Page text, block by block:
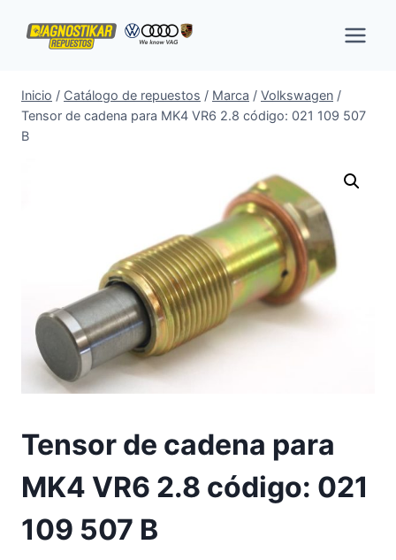
Inicio / Catálogo de repuestos / Marca / Volkswagen /
Tensor de cadena para MK4 VR6 2.8 código: 021 109 507
B
Tensor de cadena para
MK4 VR6 2.8 código: 021
109 507 B